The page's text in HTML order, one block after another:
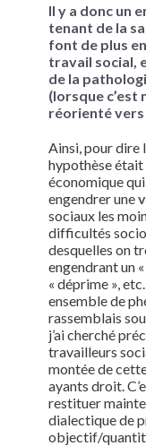
Il y a donc un
tenant de la
font de plus
travail social,
de la
(lorsque
réorienté vers
Ainsi, pour dire
hypothèse
économique
engendrer une
sociaux les
difficultés
desquelles on
engendrant un
« déprime »,
ensemble de
rassemblais
j’ai cherché
travailleurs
montée de
ayants droit.
restituer
dialectique de
objectif/